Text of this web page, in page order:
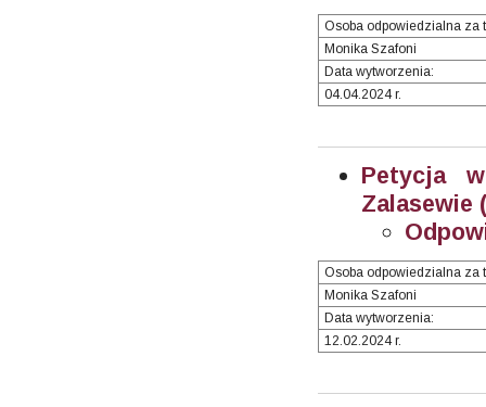
Osoba odpowiedzialna za
Monika Szafoni
Data wytworzenia:
04.04.2024 r.
Petycja
Zalasewie
Osoba odpowiedzialna za
Monika Szafoni
Data wytworzenia:
12.02.2024 r.